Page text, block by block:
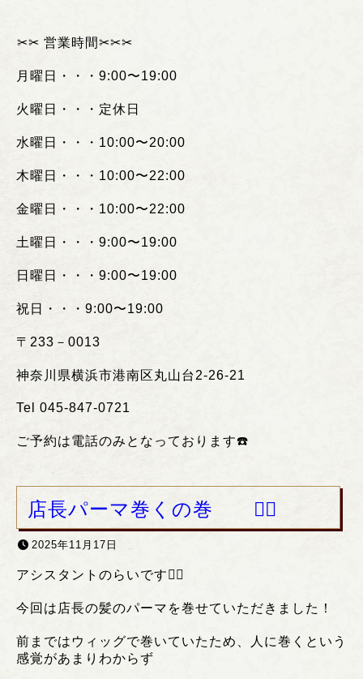
︎✂︎✂︎ 営業時間✂︎✂︎✂︎
月曜日・・・ 9:00〜19:00
火曜日・・・定休日
水曜日・・・ 10:00〜20:00
木曜日・・・ 10:00〜22:00
金曜日・・・ 10:00〜22:00
土曜日・・・ 9:00〜19:00
日曜日・・・ 9:00〜19:00
祝日・・・ 9:00〜19:00
〒 233 － 0013
神奈川県横浜市港南区丸山台 2-26-21
Tel 045-847-0721
ご予約は電話のみとなっております☎️
店長パーマ巻くの巻 ❤️‍🔥
2025年11月17日
アシスタントのらいです❤️‍🔥
今回は店長の髪のパーマを巻せていただきました！
前まではウィッグで巻いていたため、人に巻くという
感覚があまりわからず